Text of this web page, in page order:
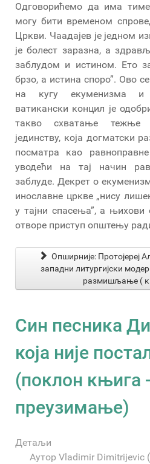
Одговорићемо да има
могу бити временом
Цркви. Чаадајев је једном
је болест заразна, а
заблудом и истином. Ето
брзо, а истина споро”. Ово
на кугу екуменизма и
ватикански концил је
такво схватање тежње
јединству, која догматски
посматра као
уводећи на тај начин
заблуде. Декрет о
инославне цркве „нису
у тајни спасења”, а
отворе приступ општењу
Опширније: Протојереј
западни литургијски
размишљање (
Син песника
која није
(поклон књига
преузимање)
Детаљи
Аутор Vladimir Dimitrijevic